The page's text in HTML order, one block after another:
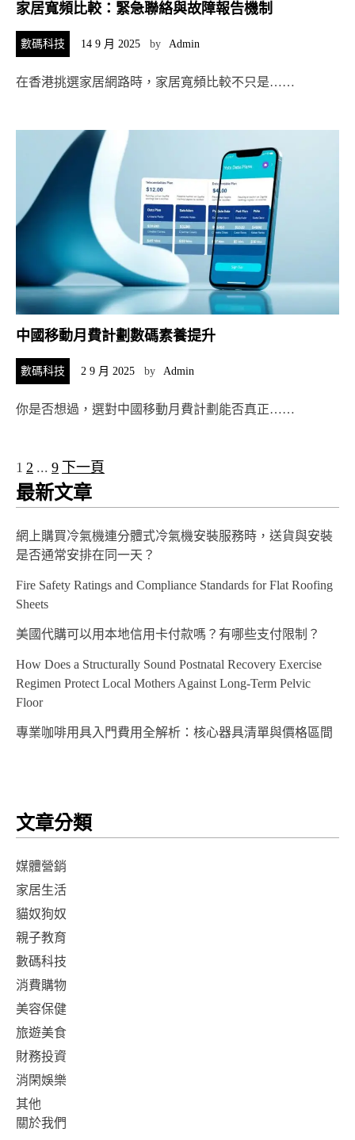
家居寬頻比較：緊急聯絡與故障報告機制
數碼科技 14 9 月 2025 by Admin
在香港挑選家居網路時，家居寬頻比較不只是……
中國移動月費計劃數碼素養提升
數碼科技 2 9 月 2025 by Admin
你是否想過，選對中國移動月費計劃能否真正……
文
章
分
頁
1 2 ... 9 下一頁
最新文章
網上購買冷氣機連分體式冷氣機安裝服務時，送貨與安裝
是否通常安排在同一天？
Fire Safety Ratings and Compliance Standards for Flat Roofing
Sheets
美國代購可以用本地信用卡付款嗎？有哪些支付限制？
How Does a Structurally Sound Postnatal Recovery Exercise
Regimen Protect Local Mothers Against Long-Term Pelvic
Floor
專業咖啡用具入門費用全解析：核心器具清單與價格區間
文章分類
媒體營銷
家居生活
貓奴狗奴
親子教育
數碼科技
消費購物
美容保健
旅遊美食
財務投資
消閑娛樂
其他
關於我們